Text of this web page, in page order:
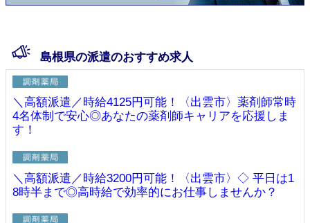
島根県の派遣のおすすめ求人
＼高額派遣／時給4125円可能！〈出雲市〉薬剤師常時
4名体制で安心◎あなたの薬剤師キャリアを応援しま
す！
＼高額派遣／時給3200円可能！〈出雲市〉◇ 平日は1
8時半まで◎高時給で効率的にお仕事しませんか？